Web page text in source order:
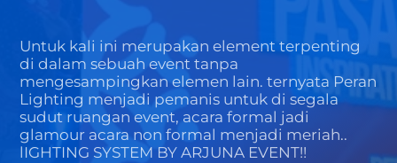
Untuk kali ini merupakan element terpenting
di dalam sebuah event tanpa
mengesampingkan elemen lain. ternyata Peran
Lighting menjadi pemanis untuk di segala
sudut ruangan event, acara formal jadi
glamour acara non formal menjadi meriah..
lIGHTING SYSTEM BY ARJUNA EVENT!!